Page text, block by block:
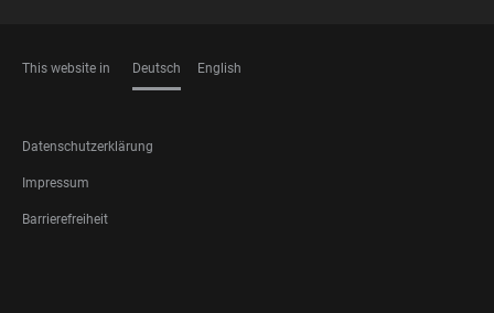
This website in Deutsch English
FOOTER
LEGAL
Datenschutzerklärung
Impressum
Barrierefreiheit